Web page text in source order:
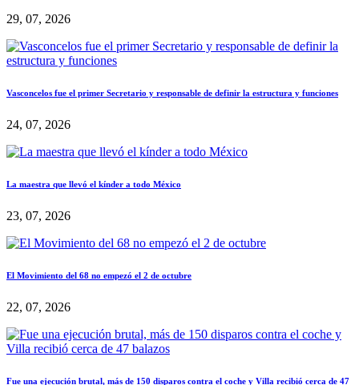
29, 07, 2026
Vasconcelos fue el primer Secretario y responsable de definir la estructura y funciones
24, 07, 2026
La maestra que llevó el kínder a todo México
23, 07, 2026
El Movimiento del 68 no empezó el 2 de octubre
22, 07, 2026
Fue una ejecución brutal, más de 150 disparos contra el coche y Villa recibió cerca de 47